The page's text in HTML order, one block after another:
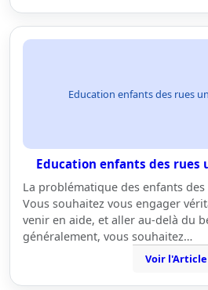
Education enfants des rues
Education enfants des rues
La problématique des enfants
Vous souhaitez vous engager
venir en aide, et aller au-delà du
généralement, vous souhaitez…
Voir l'Article